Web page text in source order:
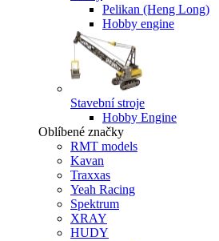
Pelikan (Heng Long)
Hobby engine
Stavební stroje
Hobby Engine
Oblíbené značky
RMT models
Kavan
Traxxas
Yeah Racing
Spektrum
XRAY
HUDY